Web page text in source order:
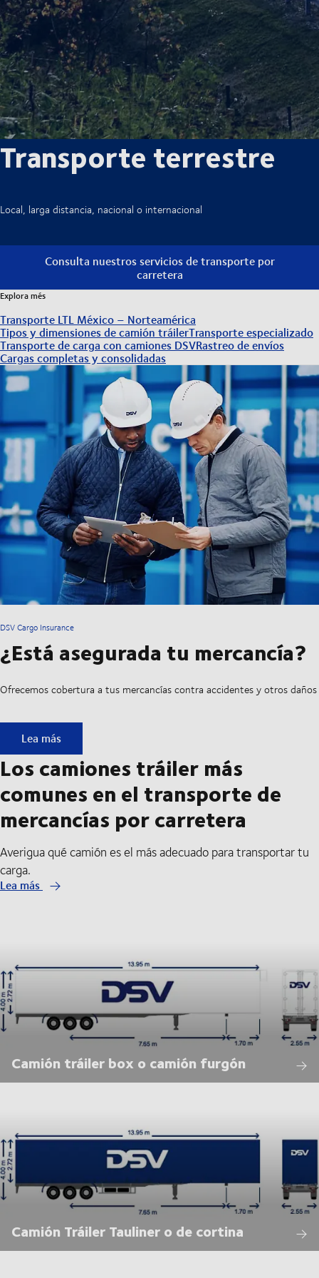
Transporte terrestre
Local, larga distancia, nacional o internacional
Consulta nuestros servicios de transporte por
carretera
Explora més
Transporte LTL México – Norteamérica
Tipos y dimensiones de camión tráilerTransporte especializado
Transporte de carga con camiones DSVRastreo de envíos
Cargas completas y consolidadas
DSV Cargo Insurance
¿Está asegurada tu mercancía?
Ofrecemos cobertura a tus mercancías contra accidentes y otros daños
¿Está asegurada tu mercancía?
Lea más
Los camiones tráiler más
comunes en el transporte de
mercancías por carretera
Averigua qué camión es el más adecuado para transportar tu
carga.
Lea más
Camión tráiler box o camión furgón
Camión Tráiler Tauliner o de cortina